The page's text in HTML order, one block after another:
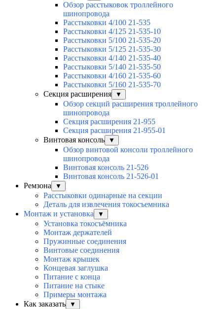
Обзор расстыковок троллейного
шинопровода
Расстыковки 4/100 21-535
Расстыковки 4/125 21-535-10
Расстыковки 5/100 21-535-20
Расстыковки 5/125 21-535-30
Расстыковки 4/140 21-535-40
Расстыковки 5/140 21-535-50
Расстыковки 4/160 21-535-60
Расстыковки 5/160 21-535-70
Секция расширения
▼
Обзор секций расширения троллейного
шинопровода
Секция расширения 21-955
Секция расширения 21-955-01
Винтовая консоль
▼
Обзор винтовой консоли троллейного
шинопровода
Винтовая консоль 21-526
Винтовая консоль 21-526-01
Ремзона
▼
Расстыковки одинарные на секции
Деталь для извлечения токосъемника
Монтаж и установка
▼
Установка токосъёмника
Монтаж держателей
Пружинные соединения
Винтовые соединения
Монтаж крышек
Концевая заглушка
Питание с конца
Питание на стыке
Примеры монтажа
Как заказать
▼